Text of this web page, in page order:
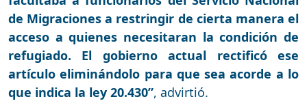
de Migraciones a restringir de cierta manera el
acceso a quienes necesitaran la condición de
refugiado. El gobierno actual rectificó ese
artículo eliminándolo para que sea acorde a lo
que indica la ley 20.430”, advirtió.